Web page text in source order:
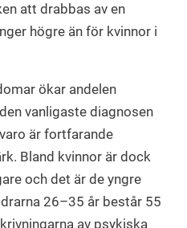
att drabbas av en
högre än för kvinnor i
ökar andelen
vanligaste diagnosen
är fortfarande
Bland kvinnor är dock
och det är de yngre
26–35 år består 55
av psykiska